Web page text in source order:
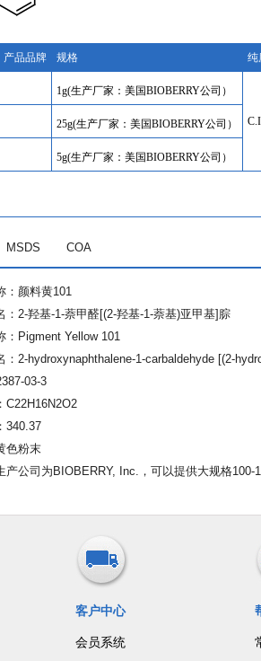
产品品牌 规格 纯
1g(生产厂家：美国BIOBERRY公司）
25g(生产厂家：美国BIOBERRY公司）
5g(生产厂家：美国BIOBERRY公司）
MSDS COA
：颜料黄101
：2-羟基-1-萘甲醛[(2-羟基-1-萘基)亚甲基]腙
：Pigment Yellow 101
：2-hydroxynaphthalene-1-carbaldehyde [(2-
03-3
C22H16N2O2
340.37
色粉末
产公司为BIOBERRY, Inc.，可以提供大规格100-
客户中心
会员系统